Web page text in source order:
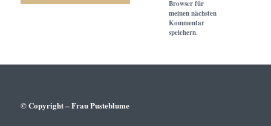
Browser für
meinen nächsten
Kommentar
speichern.
© Copyright – Frau Pusteblume